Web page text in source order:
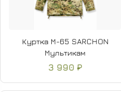
Куртка М-65 SARCHON
Мультикам
3 990 ₽